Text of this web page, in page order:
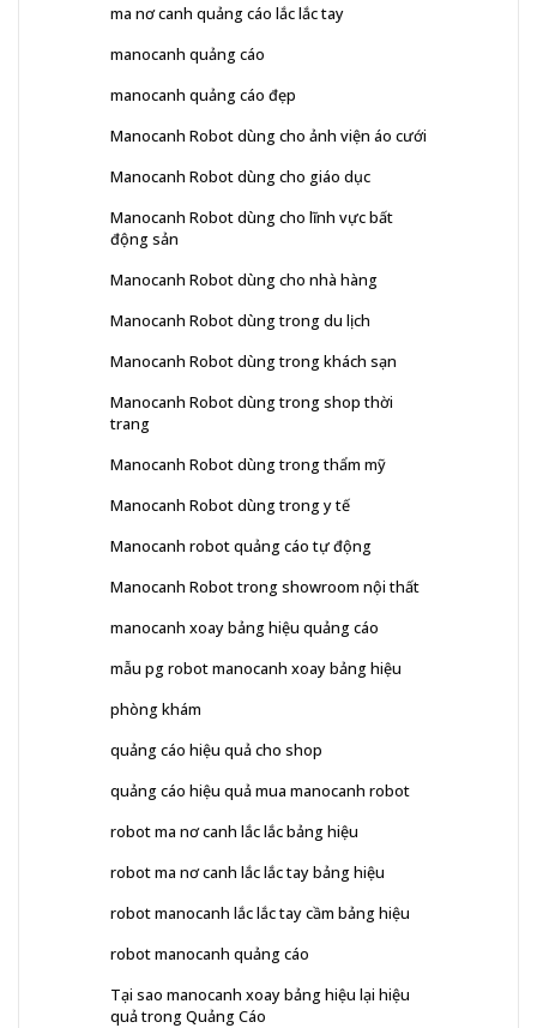
ma nơ canh quảng cáo lắc lắc tay
manocanh quảng cáo
manocanh quảng cáo đẹp
Manocanh Robot dùng cho ảnh viện áo cưới
Manocanh Robot dùng cho giáo dục
Manocanh Robot dùng cho lĩnh vực bất
động sản
Manocanh Robot dùng cho nhà hàng
Manocanh Robot dùng trong du lịch
Manocanh Robot dùng trong khách sạn
Manocanh Robot dùng trong shop thời
trang
Manocanh Robot dùng trong thẩm mỹ
Manocanh Robot dùng trong y tế
Manocanh robot quảng cáo tự động
Manocanh Robot trong showroom nội thất
manocanh xoay bảng hiệu quảng cáo
mẫu pg robot manocanh xoay bảng hiệu
phòng khám
quảng cáo hiệu quả cho shop
quảng cáo hiệu quả mua manocanh robot
robot ma nơ canh lắc lắc bảng hiệu
robot ma nơ canh lắc lắc tay bảng hiệu
robot manocanh lắc lắc tay cầm bảng hiệu
robot manocanh quảng cáo
Tại sao manocanh xoay bảng hiệu lại hiệu
quả trong Quảng Cáo